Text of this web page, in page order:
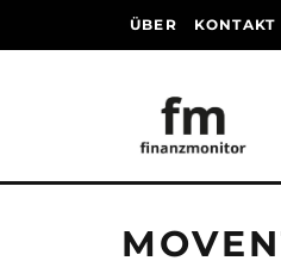
ÜBER KONTAKT